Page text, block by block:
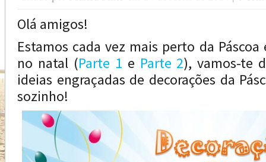
Olá amigos!
Estamos cada vez mais perto da
no natal (Parte 1 e Parte 2), vamos-te
ideias engraçadas de decorações da
sozinho!